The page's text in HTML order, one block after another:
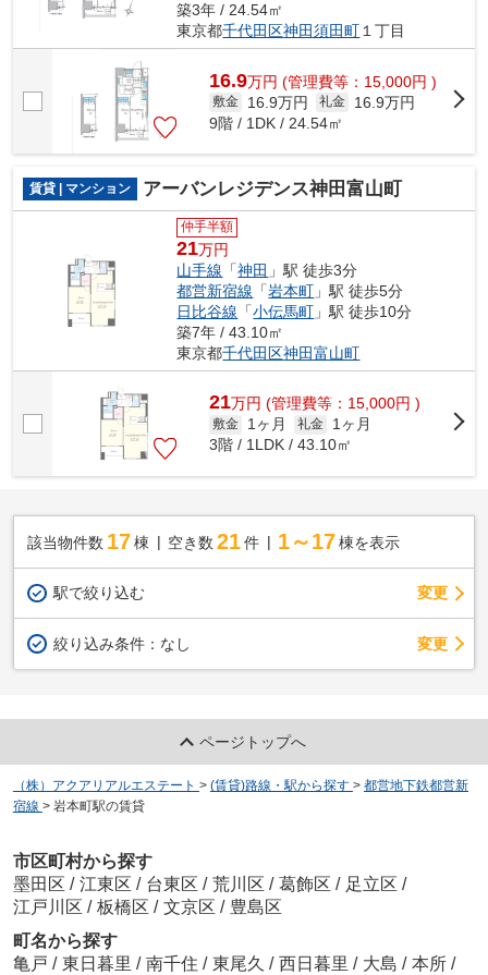
築3年 / 24.54㎡
東京都千代田区神田須田町 １丁目
16.9万円 (管理費等：15,000円 )
敷金 16.9万円 礼金
16.9万円
9階 / 1DK / 24.54㎡
賃貸 | マンション アーバンレジデンス神田富山町
仲手半額
21万円
山手線 「神田 」駅 徒歩3分
都営新宿線 「岩本町 」駅 徒歩5分
日比谷線 「小伝馬町 」駅 徒歩10分
築7年 / 43.10㎡
東京都千代田区神田富山町
21万円 (管理費等：15,000円 )
敷金 1ヶ月 礼金
1ヶ月
3階 / 1LDK / 43.10㎡
該当物件数 17棟 空き数 21 件 1～17 棟を表示
駅で絞り込む 変更
絞り込み条件： なし 変更
ページトップへ
（株）アクアリアルエステート > (賃貸)路線・駅から探す > 都営地下鉄都営新
宿線 > 岩本町駅の賃貸
市区町村から探す
墨田区 / 江東区 / 台東区 / 荒川区 / 葛飾区 / 足立区 /
江戸川区 / 板橋区 / 文京区 / 豊島区
町名から探す
亀戸 / 東日暮里 / 南千住 / 東尾久 / 西日暮里 / 大島 / 本所 /